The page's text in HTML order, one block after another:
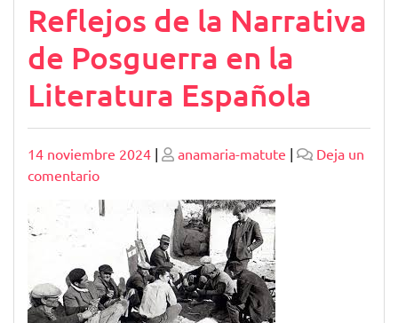
Reflejos de la Narrativa
de Posguerra en la
Literatura Española
Publicado
14 noviembre 2024 | Publicado
anamaria-matute |
Deja un
comentarioen
Reflejos
de
Narrativa
de
Posguerra